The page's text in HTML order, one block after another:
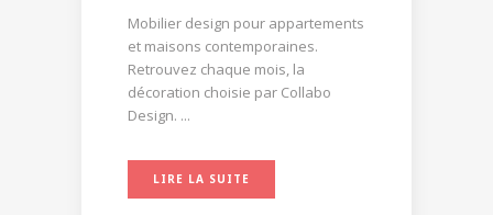
Mobilier design pour appartements
et maisons contemporaines.
Retrouvez chaque mois, la
décoration choisie par Collabo
Design. ...
LIRE LA SUITE